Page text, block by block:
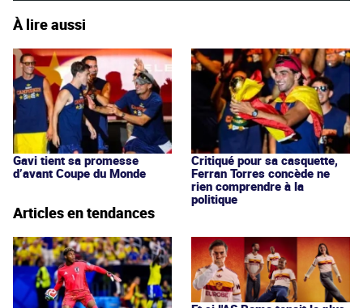
À lire aussi
Gavi tient sa promesse
d’avant Coupe du Monde
Critiqué pour sa casquette,
Ferran Torres concède ne
rien comprendre à la
politique
Articles en tendances